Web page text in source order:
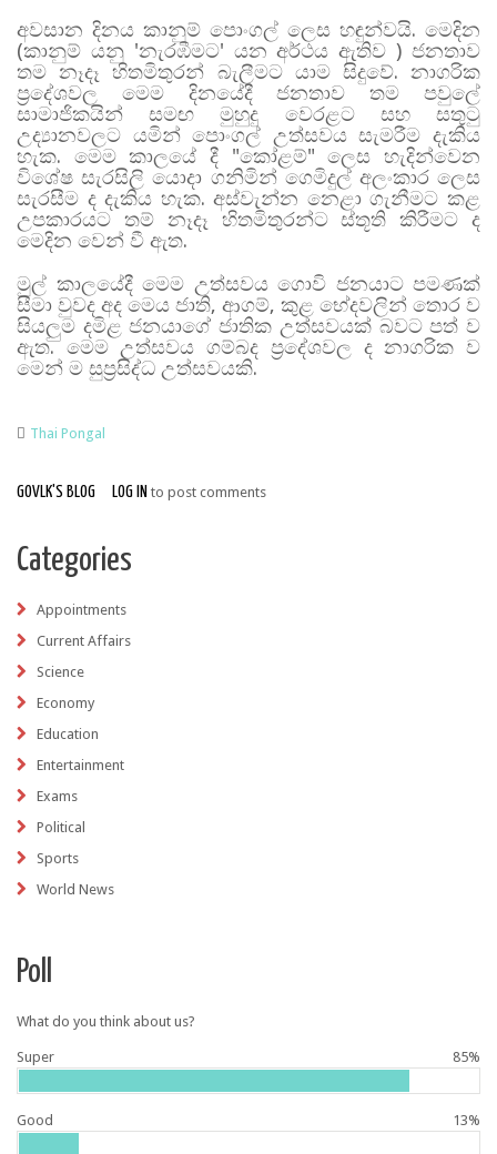
අවසාන දිනය කානුම් පොංගල් ලෙස හඳුන්වයි. මෙදින
(කානුම් යනු 'නැරඹීමට' යන අර්ථය ඇතිව ) ජනතාව
තම නෑදෑ හිතමිතුරන් බැලීමට යාම සිදුවේ. නාගරික
ප්‍රදේශවල මෙම දිනයේදී ජනතාව තම පවුලේ
සාමාජිකයින් සමඟ මුහුදු වෙරළට සහ සතුටු
උද්‍යානවලට යමින් පොංගල් උත්සවය සැමරීම දැකිය
හැක. මෙම කාලයේ දී "කෝළම්" ලෙස හැදින්වෙන
විශේෂ සැරසිලි යොදා ගනිමින් ගෙමිදුල් අලංකාර ලෙස
සැරසීම ද දැකිය හැක. අස්වැන්න නෙළා ගැනීමට කළ
උපකාරයට තම් නෑදෑ හිතමිතුරන්ට ස්තූති කිරීමට ද
මෙදින වෙන් වී ඇත.
මුල් කාලයේදී මෙම උත්සවය ගොවි ජනයාට පමණක්
සීමා වුවද අද මෙය ජාති, ආගම්, කුළ භේදවලින් තොර ව
සියලුම දමිළ ජනයාගේ ජාතික උත්සවයක් බවට පත් ව
ඇත. මෙම උත්සවය ගම්බද ප්‍රදේශවල ද නාගරික ව
මෙන් ම සුප්‍රසිද්ධ උත්සවයකි.
Thai Pongal
GOVLK'S BLOG LOG IN to post comments
Categories
Appointments
Current Affairs
Science
Economy
Education
Entertainment
Exams
Political
Sports
World News
Poll
What do you think about us?
85%
Super
13%
Good